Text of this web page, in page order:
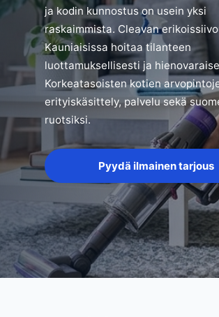
ja kodin kunnostus on usein yksi
raskaimmista. Cleavan
Kauniaisissa hoitaa tilanteen
luottamuksellisesti ja
Korkeatasoisten kotien
erityiskäsittely, palvelu sekä
ruotsiksi.
Pyydä ilmainen tarjous